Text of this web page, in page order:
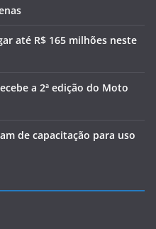
até R$ 165 milhões neste
a 2ª edição do Moto
de capacitação para uso